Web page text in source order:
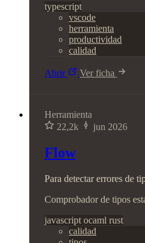
typescript
vscode
herramienta
productividad
calidad
Abrir Ver ficha
Herramienta
22,2k
jun 2026
Flow
Para detectar errores de
Comprobador de tipos
javascript ocaml rust
calidad